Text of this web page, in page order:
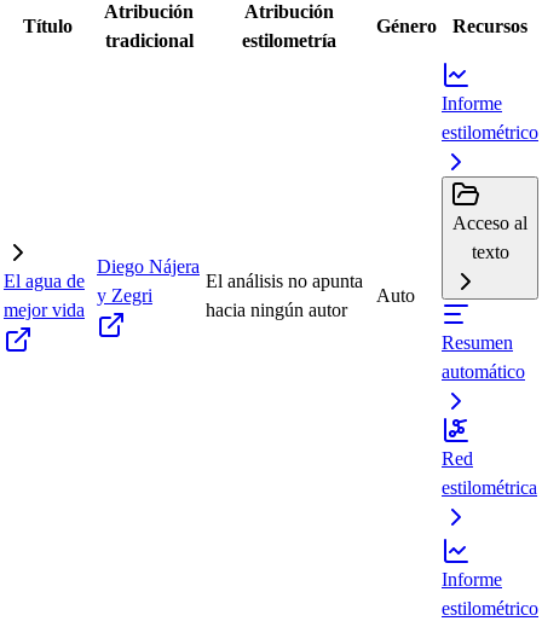
Título
Atribución
tradicional
Atribución
estilometría
Género Recursos
El agua de
mejor vida
Diego Nájera
y Zegri
El análisis no apunta
hacia ningún autor
Auto
Informe
estilométrico
Acceso al
texto
Resumen
automático
Red
estilométrica
Informe
estilométrico